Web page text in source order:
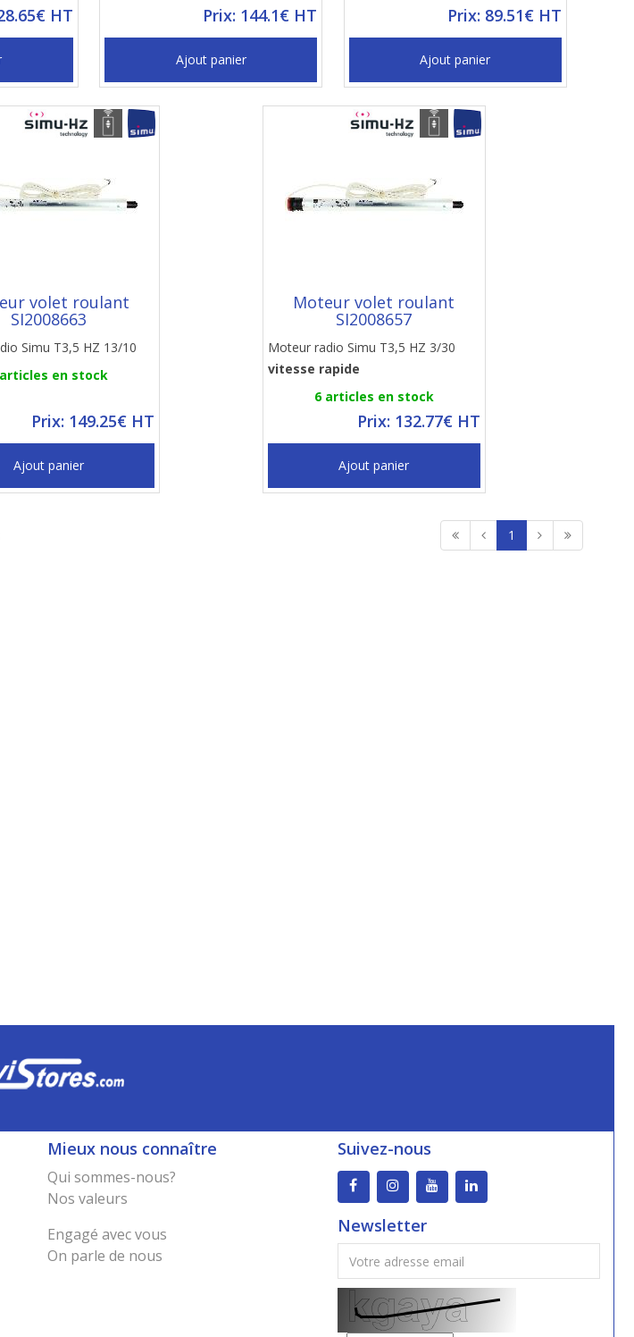
HT Prix: 144.1€ HT
Ajout panier
Prix: 89.51€ HT
Ajout panier
volet roulant
SI2008663
Simu T3,5 HZ 13/10
en stock
Prix: 149.25€ HT
Ajout panier
Moteur volet roulant
SI2008657
Moteur radio Simu T3,5 HZ 3/30
vitesse rapide
6 articles en stock
Prix: 132.77€ HT
Ajout panier
1
Mieux nous connaître
Qui sommes-nous?
Nos valeurs
Engagé avec vous
On parle de nous
Suivez-nous
Newsletter